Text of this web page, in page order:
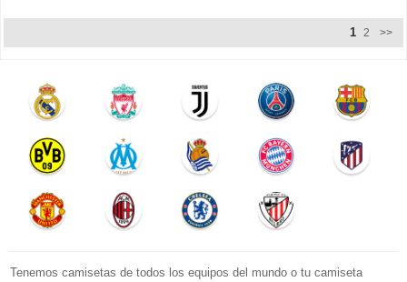
1 2 >>
Tenemos camisetas de todos los equipos del mundo o tu camiseta